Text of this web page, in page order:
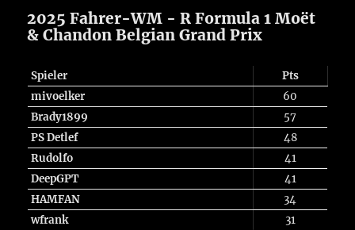
2025 Fahrer-WM - R Formula 1 Moët
& Chandon Belgian Grand Prix
Spieler
Pts
mivoelker
60
Brady1899
57
PS Detlef
48
Rudolfo
41
DeepGPT
41
HAMFAN
34
wfrank
31